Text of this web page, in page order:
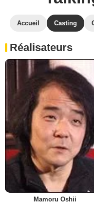
Accueil Casting
Réalisateurs
Mamoru Oshii